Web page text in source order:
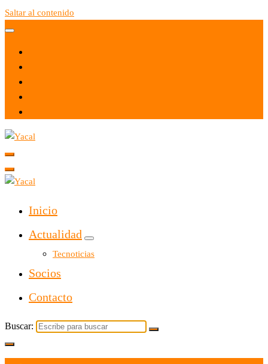
Saltar al contenido
Yacal micro hosting
Inicio
Actualidad
Tecnoticias
Socios
Contacto
Buscar: